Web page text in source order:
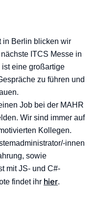
in Berlin blicken wir
ITCS Messe in
ist eine großartige
zu führen und
Job bei der MAHR
Wir sind immer auf
Kollegen.
innen
sowie
mit JS- und C#-
findet ihr hier.